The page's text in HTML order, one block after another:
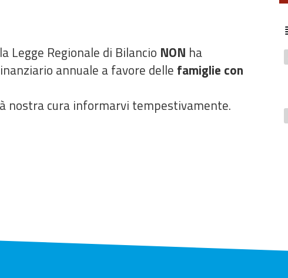
Legge Regionale di Bilancio NON ha
annuale a favore delle famiglie con
nostra cura informarvi tempestivamente.